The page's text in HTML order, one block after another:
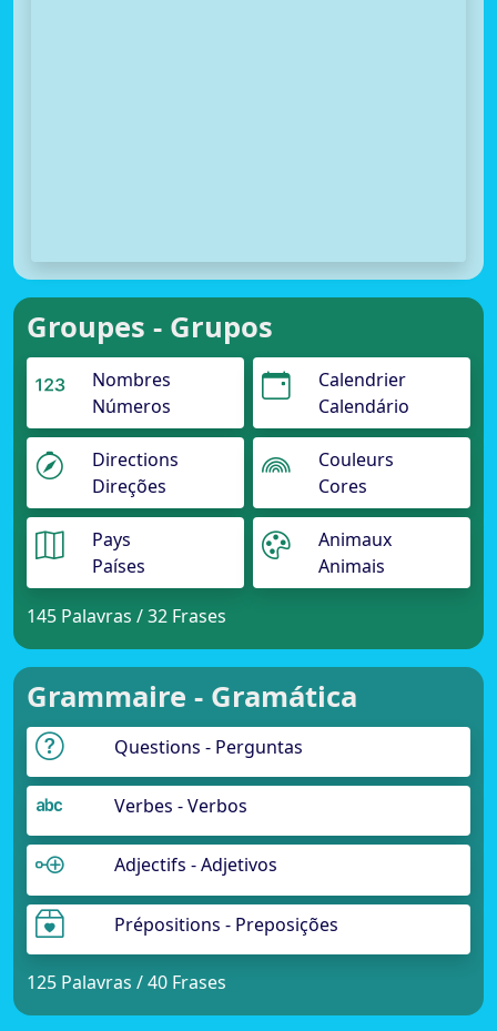
Groupes - Grupos
Nombres
Números
Calendrier
Calendário
Directions
Direções
Couleurs
Cores
Pays
Países
Animaux
Animais
145 Palavras / 32 Frases
Grammaire - Gramática
Questions - Perguntas
Verbes - Verbos
Adjectifs - Adjetivos
Prépositions - Preposições
125 Palavras / 40 Frases